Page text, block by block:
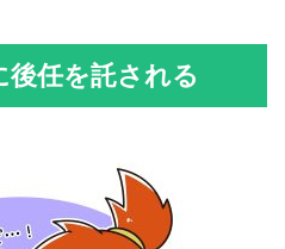
後任を託される